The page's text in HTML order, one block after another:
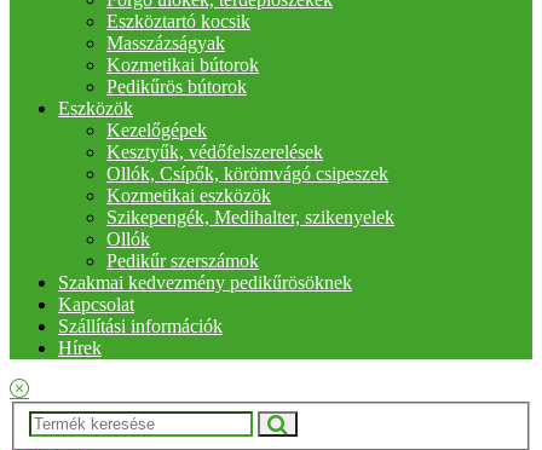
Eszköztartó kocsik
Masszázságyak
Kozmetikai bútorok
Pedikűrös bútorok
Eszközök
Kezelőgépek
Kesztyűk, védőfelszerelések
Ollók, Csípők, körömvágó csipeszek
Kozmetikai eszközök
Szikepengék, Medihalter, szikenyelek
Ollók
Pedikűr szerszámok
Szakmai kedvezmény pedikűrösöknek
Kapcsolat
Szállítási információk
Hírek